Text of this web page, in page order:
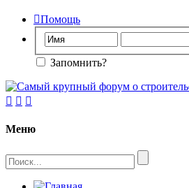
Помощь
Запомнить?
  
Меню